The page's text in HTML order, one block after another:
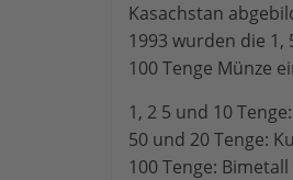
Kasachstan
1993 wurden die 1,
100 Tenge Münze
1, 2 5 und 10
50 und 20 Tenge:
100 Tenge: